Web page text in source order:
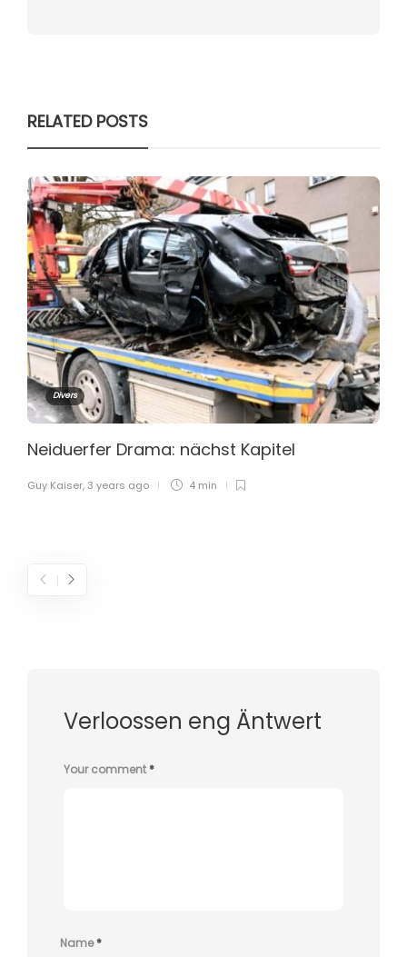
RELATED POSTS
Divers
Neiduerfer Drama: nächst Kapitel
Guy Kaiser, 3 years ago 4 min
Verloossen eng Äntwert
Your comment*
Name*